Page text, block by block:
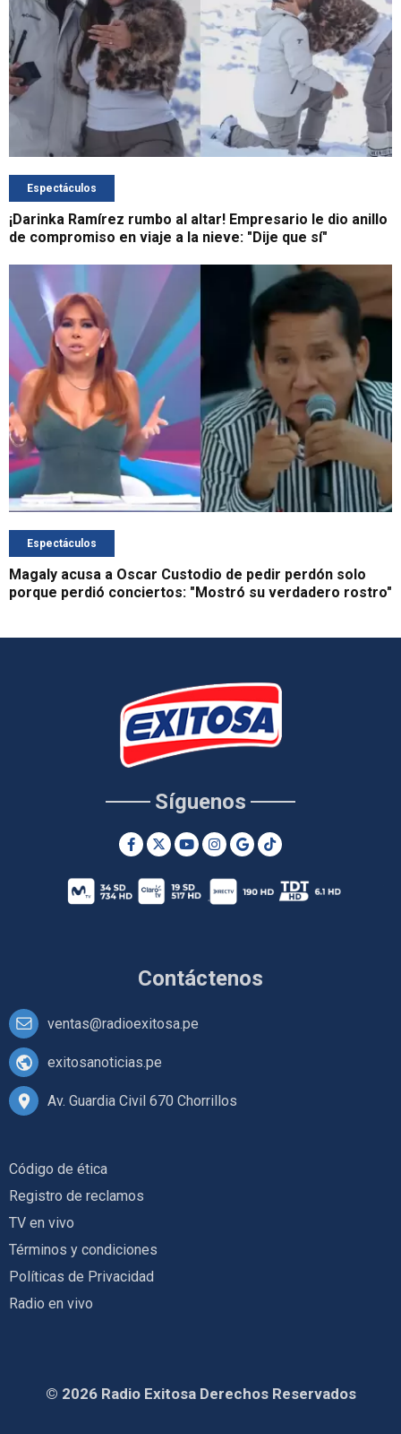
Espectáculos
¡Darinka Ramírez rumbo al altar! Empresario le dio anillo
de compromiso en viaje a la nieve: "Dije que sí"
Espectáculos
Magaly acusa a Oscar Custodio de pedir perdón solo
porque perdió conciertos: "Mostró su verdadero rostro"
Contáctenos
ventas@radioexitosa.pe
exitosanoticias.pe
Av. Guardia Civil 670 Chorrillos
Síguenos
Código de ética
Registro de reclamos
TV en vivo
Términos y condiciones
Políticas de Privacidad
Radio en vivo
© 2026 Radio Exitosa Derechos Reservados